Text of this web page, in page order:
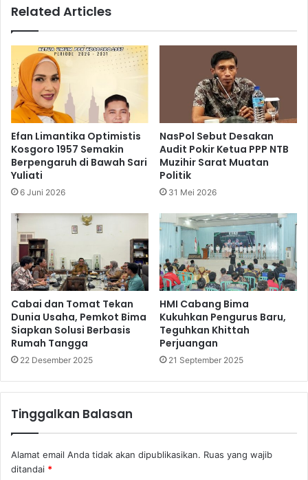
Related Articles
Efan Limantika Optimistis
Kosgoro 1957 Semakin
Berpengaruh di Bawah Sari
Yuliati
6 Juni 2026
NasPol Sebut Desakan
Audit Pokir Ketua PPP NTB
Muzihir Sarat Muatan
Politik
31 Mei 2026
Cabai dan Tomat Tekan
Dunia Usaha, Pemkot Bima
Siapkan Solusi Berbasis
Rumah Tangga
22 Desember 2025
HMI Cabang Bima
Kukuhkan Pengurus Baru,
Teguhkan Khittah
Perjuangan
21 September 2025
Tinggalkan Balasan
Alamat email Anda tidak akan dipublikasikan. Ruas yang wajib
ditandai *